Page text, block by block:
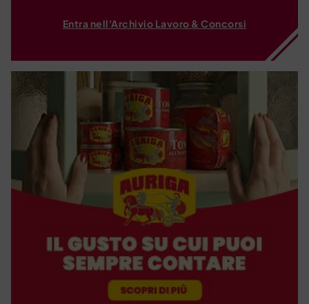
Entra nell'Archivio Lavoro & Concorsi